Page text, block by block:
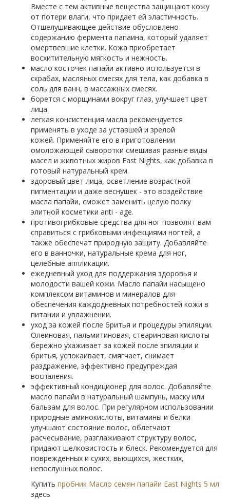
Вместе с тем активные вещества защищают кожу
от потери влаги, что придает ей эластичность.
Отшелушивающее действие обусловлено
содержанию фермента папаина, который удаляет
омертвевшие клетки. Кожа приобретает
восхитительную мягкость и нежность.
масло косточек папайи активно используется в
скрабах, масляных смесях для тела, как добавка в
соль для ванн, в массажных смесях.
борется с морщинами вокруг глаз, улучшает цвет
лица.
легкая консистенция масла рекомендуется
применять в уходе за уставшей и зрелой
кожей. Применяйте его в приготовлении
омоложающей сыворотки смешивая разные виды
масел и животных жиров East Nights, как добавка в
готовый натуральный крем.
здоровый цвет лица, осветление возрастной
пигментации и даже веснушек - это воздействие
масла папайи, сможет заменить целую полку
элитной косметики anti - age.
противогрибковые средства для ног позволят вам
справиться с грибковыми инфекциями ногтей, а
также обеспечат природную защиту. Добавляйте
его в ванночки, натуральные крема для ног,
целебные аппликации.
ежедневный уход для поддержания здоровья и
молодости вашей кожи. Масло папайи насыщено
комплексом витаминов и минералов для
обеспечения каждодневных потребностей кожи в
питании и увлажнении.
уход за кожей после бритья и процедуры эпиляции.
Олеиновая, пальмитиновая, стеариновая кислоты
бережно ухаживает за кожей после эпиляции и
бритья, успокаивает, смягчает, снимает
раздражение, эффективно предупреждая
воспаления.
эффективный кондиционер для волос. Добавляйте
масло папайи в натуральный шампунь, маску или
бальзам для волос. При регулярном использовании
природные аминокислоты, витамины и белки
улучшают состояние волос, облегчают
расчесывание, разглаживают структуру волос,
придают шелковистость и блеск. Рекомендуется для
поврежденных и сухих, вьющихся, жестких,
непослушных волос.
Купить пробник Масло семян папайи East Nights 5 мл
здесь